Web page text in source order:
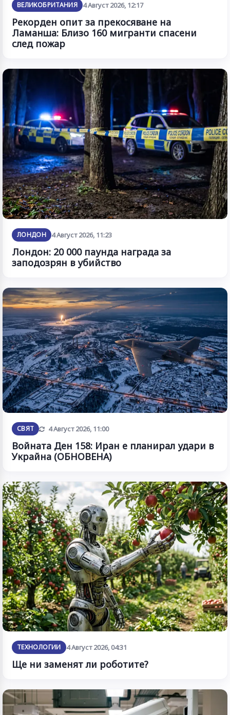
ВЕЛИКОБРИТАНИЯ 4 Август 2026, 12:17
Рекорден опит за прекосяване на
Ламанша: Близо 160 мигранти спасени
след пожар
ЛОНДОН 4 Август 2026, 11:23
Лондон: 20 000 паунда награда за
заподозрян в убийство
СВЯТ Обновена
4 Август 2026, 11:00
Войната Ден 158: Иран е планирал удари в
Украйна (ОБНОВЕНА)
ТЕХНОЛОГИИ 4 Август 2026, 04:31
Ще ни заменят ли роботите?